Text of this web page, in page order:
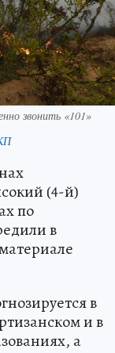
звонить «101»
(4-й)
по
в
в
и в
а